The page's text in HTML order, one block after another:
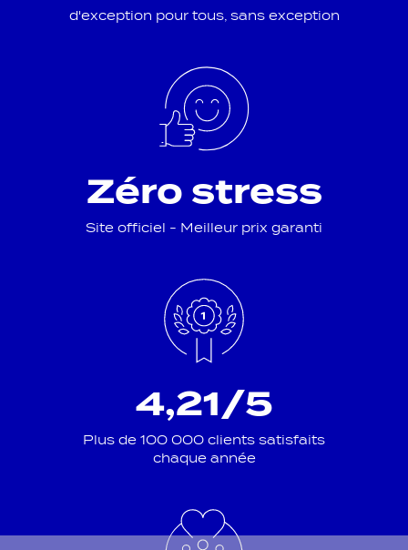
d'exception pour tous, sans exception
Zéro stress
Site officiel - Meilleur prix garanti
4,21/5
Plus de 100 000 clients satisfaits
chaque année